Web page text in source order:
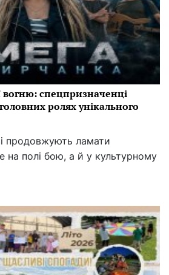
вогню: спецпризначенці
ролях унікального
продовжують ламати
на полі бою, а й у культурному